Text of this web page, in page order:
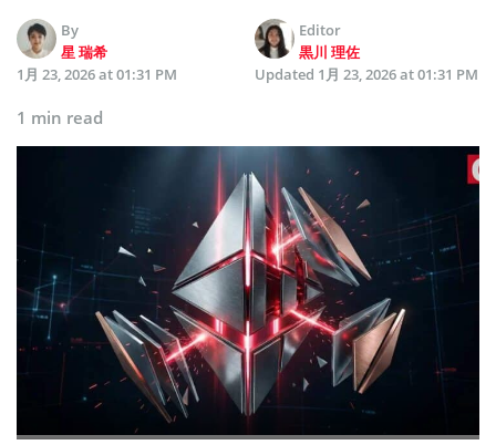
By
星 瑞希
Editor
黒川 理佐
1月 23, 2026 at 01:31 PM
Updated 1月 23, 2026 at 01:31 PM
1 min read